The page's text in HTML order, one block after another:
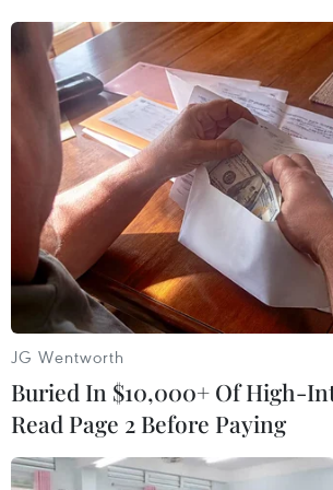
#Mỹ-Anh-Australia
#công nghệ tàu ngầm hạt nhân
Australia
Mỹ
JG Wentworth
Buried In $10,000+ Of High-
Read Page 2 Before Paying